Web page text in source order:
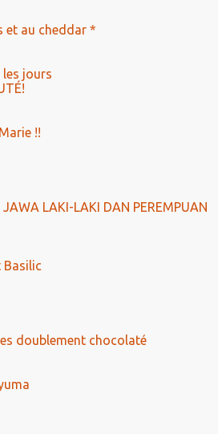
et au cheddar *
jours
!!
LAKI-LAKI DAN PEREMPUAN
Basilic
doublement chocolaté